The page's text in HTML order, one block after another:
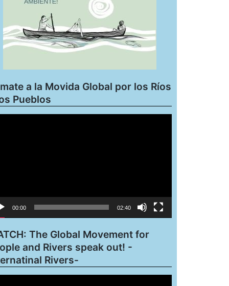
a la Movida Global por los Ríos
Pueblos
00:00 02:40
The Global Movement for
and Rivers speak out! -
Rivers-